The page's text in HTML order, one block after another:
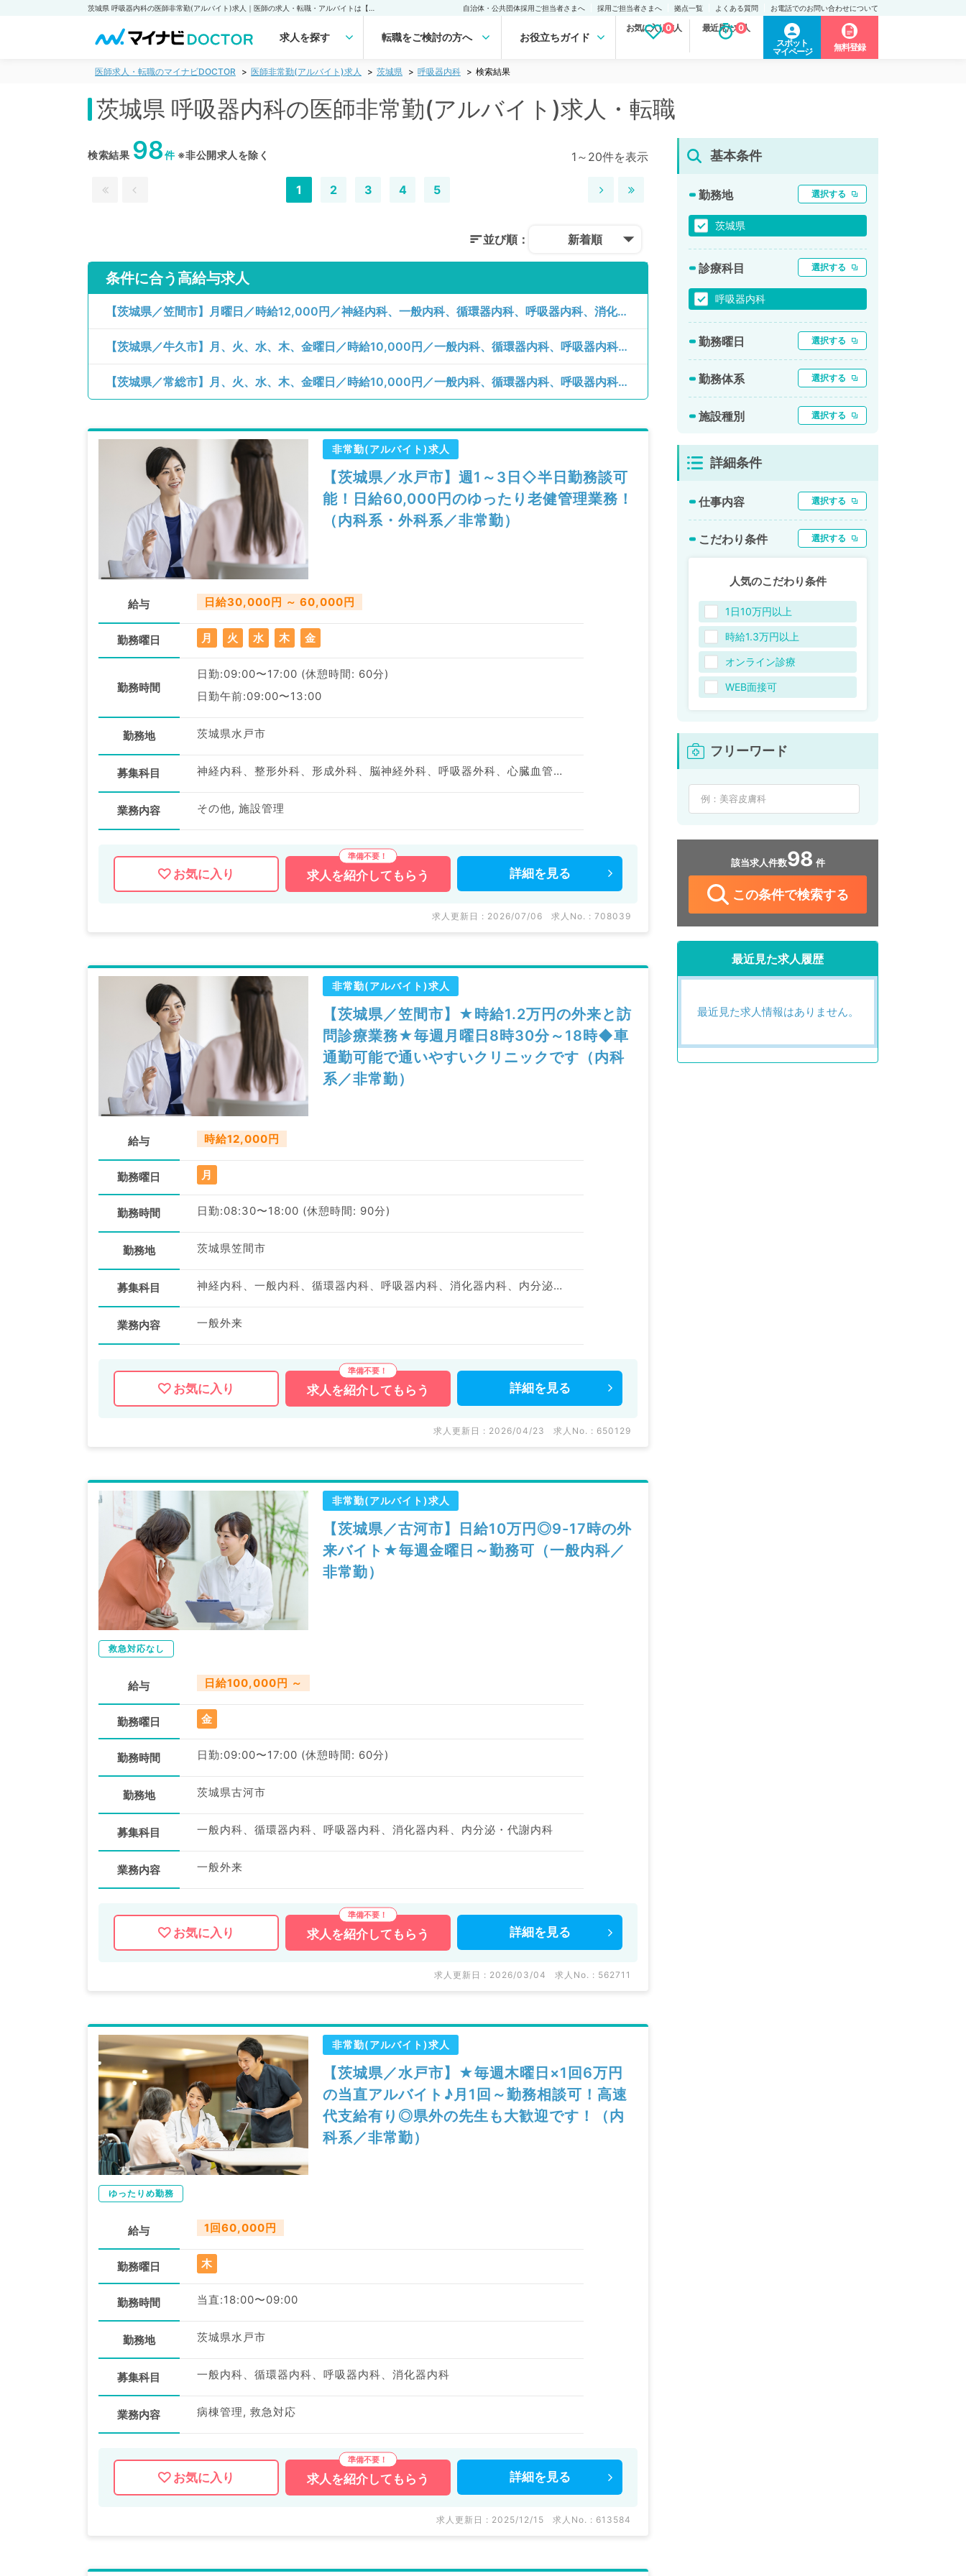
自治体・公共団体採用ご担当者さまへ 採用ご担当者さまへ 拠点一覧 よくある質問 お電話でのお問い合わせについて
求人を探す 転職をご検討の方へ お役立ちガイド
お気に入り求人
0 最近見た求人
0
スポット
マイページ
無料登録
医師求人・転職のマイナビDOCTOR 医師非常勤(アルバイト)求人 茨城県 呼吸器内科 検索結果
茨城県 呼吸器内科の医師非常勤(アルバイト)求人・転職
検索結果 98件※非公開求人を除く 1～20件を表示
1 2 3 4 5
並び順： 新着順
条件に合う高給与求人
【茨城県／笠間市】月曜日／時給12,000円／神経内科、一般内科、循環器内科、呼吸器内科、消化器内科、内分泌・代謝内科、腎臓内科、老年内科／一般外来
【茨城県／牛久市】月、火、水、木、金曜日／時給10,000円／一般内科、循環器内科、呼吸器内科、消化器内科、内分泌・代謝内科／訪問診療（居宅）、訪問診療（施設）
【茨城県／常総市】月、火、水、木、金曜日／時給10,000円／一般内科、循環器内科、呼吸器内科、消化器内科、内分泌・代謝内科／一般外来、訪問診療（居宅）、訪問診療（施設）
非常勤(アルバイト)求人
【茨城県／水戸市】週1～3日◇半日勤務談可
能！日給60,000円のゆったり老健管理業務！
（内科系・外科系／非常勤）
給与 日給30,000円 ～ 60,000円
勤務曜日 月 火 水 木 金
勤務時間
日勤:09:00〜17:00 (休憩時間: 60分)
日勤午前:09:00〜13:00
勤務地 茨城県水戸市
募集科目 神経内科、整形外科、形成外科、脳神経外科、呼吸器外科、心臓血管外科、泌尿器科、一般内科、循環器内科、呼吸器内科、消化器内科、内分泌・代謝内科、腎臓内科、老年内科、血液内科、外科系全般、一般外科、消化器外科、乳腺外科、膠原病科、大腸・肛門外科
業務内容 その他, 施設管理
お気に入り 求人を紹介してもらう 詳細を 見る
求人更新日 : 2026/07/06 求人No. : 708039
非常勤(アルバイト)求人
【茨城県／笠間市】★時給1.2万円の外来と訪
問診療業務★毎週月曜日8時30分～18時◆車
通勤可能で通いやすいクリニックです（内科
系／非常勤）
給与 時給12,000円
勤務曜日 月
勤務時間 日勤:08:30〜18:00 (休憩時間: 90分)
勤務地 茨城県笠間市
募集科目 神経内科、一般内科、循環器内科、呼吸器内科、消化器内科、内分泌・代謝内科、腎臓内科、老年内科
業務内容 一般外来
お気に入り 求人を紹介してもらう 詳細を 見る
求人更新日 : 2026/04/23 求人No. : 650129
非常勤(アルバイト)求人
【茨城県／古河市】日給10万円◎9-17時の外
来バイト★毎週金曜日～勤務可（一般内科／
非常勤）
救急対応なし
給与 日給100,000円 ～
勤務曜日 金
勤務時間 日勤:09:00〜17:00 (休憩時間: 60分)
勤務地 茨城県古河市
募集科目 一般内科、循環器内科、呼吸器内科、消化器内科、内分泌・代謝内科
業務内容 一般外来
お気に入り 求人を紹介してもらう 詳細を 見る
求人更新日 : 2026/03/04 求人No. : 562711
非常勤(アルバイト)求人
【茨城県／水戸市】★毎週木曜日×1回6万円
の当直アルバイト♪月1回～勤務相談可！高速
代支給有り◎県外の先生も大歓迎です！（内
科系／非常勤）
ゆったりめ勤務
給与 1回60,000円
勤務曜日 木
勤務時間 当直:18:00〜09:00
勤務地 茨城県水戸市
募集科目 一般内科、循環器内科、呼吸器内科、消化器内科
業務内容 病棟管理, 救急対応
お気に入り 求人を紹介してもらう 詳細を 見る
求人更新日 : 2025/12/15 求人No. : 613584
基本条件
勤務地 選択する
茨城県
診療科目 選択する
呼吸器内科
勤務曜日 選択する
勤務体系 選択する
施設種別 選択する
詳細条件
仕事内容 選択する
こだわり条件 選択する
人気のこだわり条件
1日10万円以上
時給1.3万円以上
オンライン診療
WEB面接可
フリーワード
該当求人件数98 件
この条件で検索する
最近見た求人履歴
最近見た求人情報はありません。